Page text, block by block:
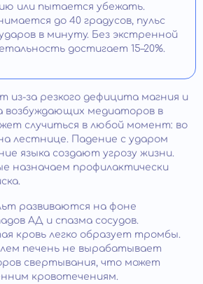
или пытается убежать.
до 40 градусов, пульс
в минуту. Без экстренной
достигает 15–20%.
из-за резкого дефицита магния и
возбуждающих медиаторов в
случиться в любой момент: во
лестнице. Падение с ударом
языка создают угрозу жизни.
назначаем профилактически
развиваются на фоне
АД и спазма сосудов.
кровь легко образует тромбы.
печень не вырабатывает
свертывания, что может
кровотечениям.